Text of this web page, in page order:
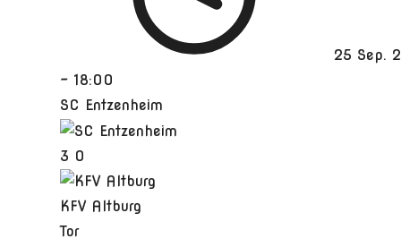
25 Sep.
- 18:00
SC Entzenheim
3 0
KFV Altburg
Tor